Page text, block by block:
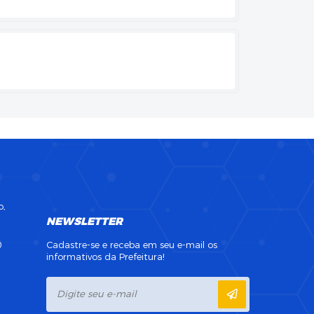
NEWSLETTER
Cadastre-se e receba em seu e-mail os
informativos da Prefeitura!